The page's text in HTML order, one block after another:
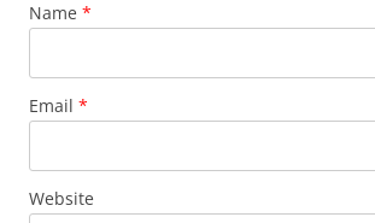
Name *
Email *
Website